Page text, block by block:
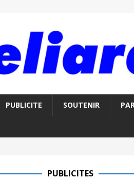
PUBLICITE SOUTENIR
PUBLICITES